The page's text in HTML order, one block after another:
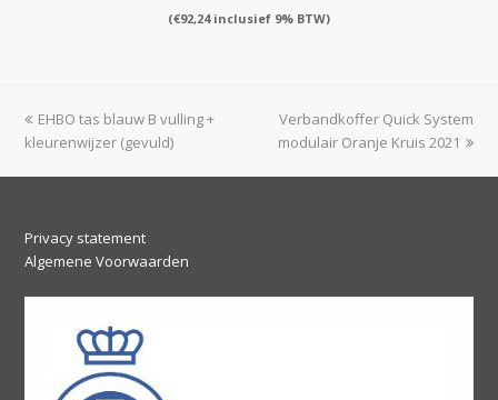
(€92,24inclusief 9% BTW)
previous
post:
EHBO tas blauw B vulling +
kleurenwijzer (gevuld)
next
post:
Verbandkoffer Quick System
modulair Oranje Kruis 2021
Privacy statement
Algemene Voorwaarden